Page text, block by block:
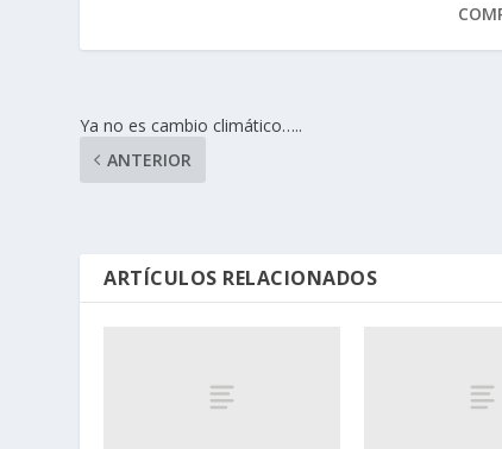
Ya no es cambio climático…..
ANTERIOR
ARTÍCULOS RELACIONADOS